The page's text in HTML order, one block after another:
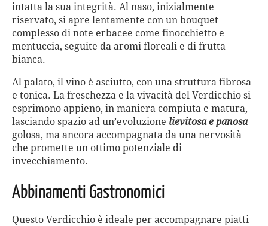
intatta la sua integrità. Al naso, inizialmente
riservato, si apre lentamente con un bouquet
complesso di note erbacee come finocchietto e
mentuccia, seguite da aromi floreali e di frutta
bianca.
Al palato, il vino è asciutto, con una struttura fibrosa
e tonica. La freschezza e la vivacità del Verdicchio si
esprimono appieno, in maniera compiuta e matura,
lasciando spazio ad un’evoluzione lievitosa e panosa
golosa, ma ancora accompagnata da una nervosità
che promette un ottimo potenziale di
invecchiamento.
Abbinamenti Gastronomici
Questo Verdicchio è ideale per accompagnare piatti